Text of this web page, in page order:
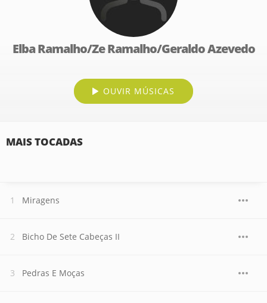
Elba Ramalho/Ze Ramalho/Geraldo Azevedo
OUVIR MÚSICAS
MAIS TOCADAS
Miragens
Bicho De Sete Cabeças II
Pedras E Moças